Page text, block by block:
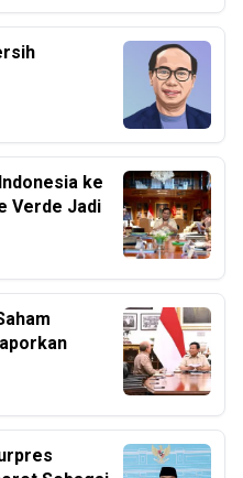
ke
Verde Jadi